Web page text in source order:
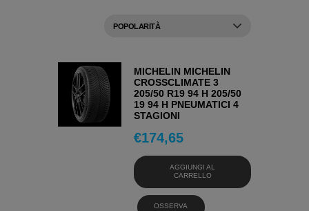
MICHELIN MICHELIN
CROSSCLIMATE 3
205/50 R19 94 H 205/50
19 94 H PNEUMATICI 4
STAGIONI
€174,65
AGGIUNGI AL
CARRELLO
OSSERVA